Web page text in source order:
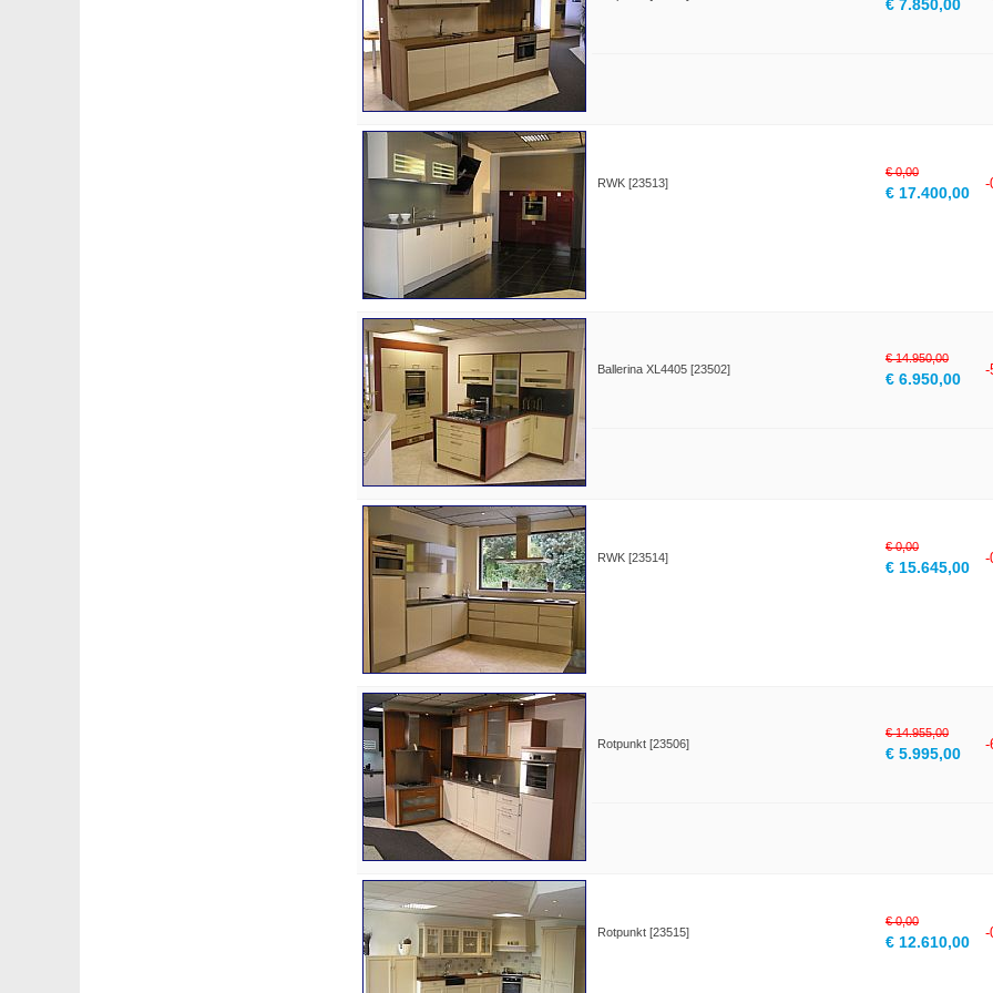
€ 7.850,00
RWK [23513]
€ 0,00
€ 17.400,00
-
Ballerina XL4405 [23502]
€ 14.950,00
€ 6.950,00
-
RWK [23514]
€ 0,00
€ 15.645,00
-
Rotpunkt [23506]
€ 14.955,00
€ 5.995,00
-
Rotpunkt [23515]
€ 0,00
€ 12.610,00
-